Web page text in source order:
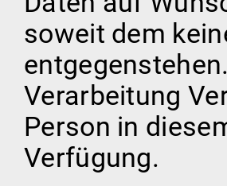
soweit dem
Verarbeitung
Person in
Verfügung.